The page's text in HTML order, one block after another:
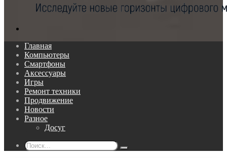
Главная
Компьютеры
Смартфоны
Аксессуары
Игры
Ремонт техники
Продвижение
Новости
Разное
Досуг
Поиск...